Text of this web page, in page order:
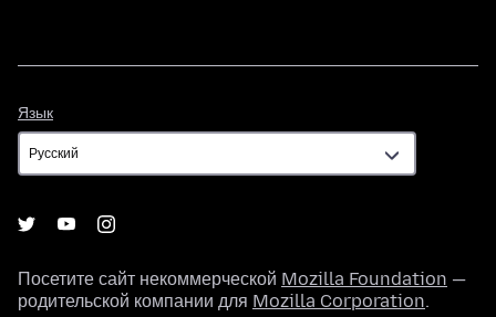
Язык
Посетите сайт некоммерческой Mozilla Foundation —
родительской компании для Mozilla Corporation.